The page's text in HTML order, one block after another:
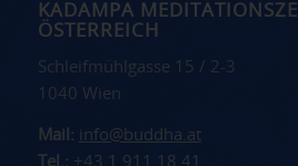
KADAMPA
ÖSTERREICH
Schleifmühlgasse 15 / 2-3
1040 Wien
Mail: info@buddha.at
Tel.: +43 1 911 18 41